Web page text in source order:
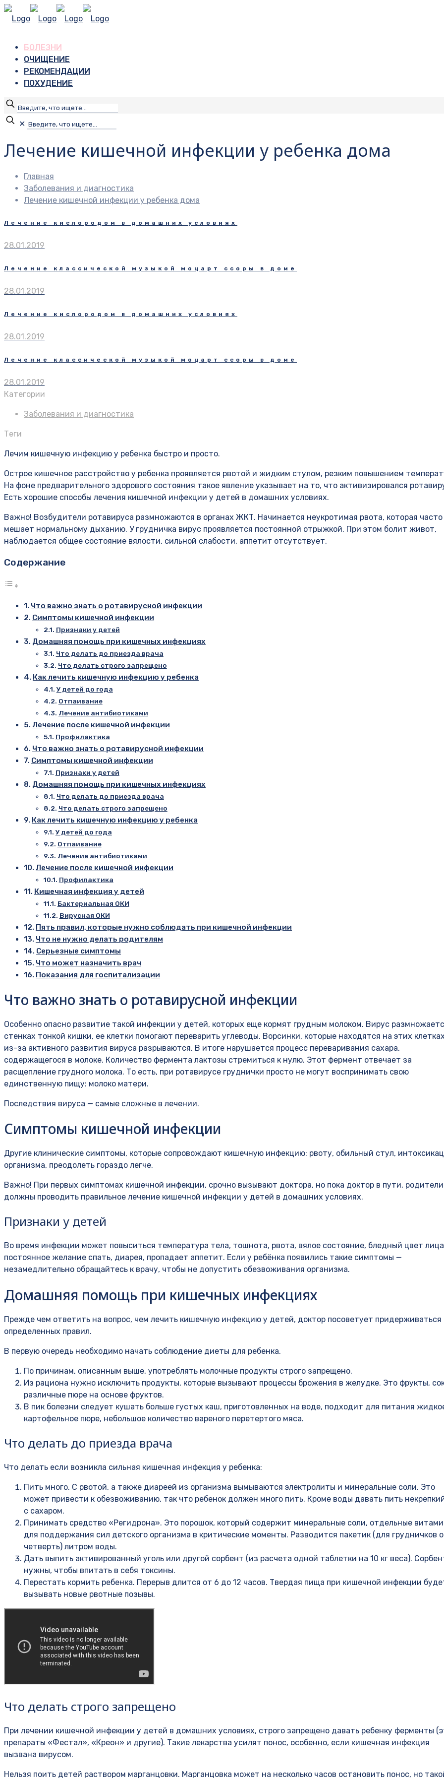
БОЛЕЗНИ
ОЧИЩЕНИЕ
РЕКОМЕНДАЦИИ
ПОХУДЕНИЕ
✕
Лечение кишечной инфекции у ребенка дома
Главная
Заболевания и диагностика
Лечение кишечной инфекции у ребенка дома
Лечение кислородом в домашних условиях
28.01.2019
Лечение классической музыкой моцарт ссоры в доме
28.01.2019
Лечение кислородом в домашних условиях
28.01.2019
Лечение классической музыкой моцарт ссоры в доме
28.01.2019
Категории
Заболевания и диагностика
Теги
Лечим кишечную инфекцию у ребенка быстро и просто.
Острое кишечное расстройство у ребенка проявляется рвотой и жидким стулом, резким повышением
На фоне предварительного здорового состояния такое явление указывает на то, что активизировался
Есть хорошие способы лечения кишечной инфекции у детей в домашних условиях.
Важно! Возбудители ротавируса размножаются в органах ЖКТ. Начинается неукротимая рвота, которая часто
мешает нормальному дыханию. У грудничка вирус проявляется постоянной отрыжкой. При этом болит живот,
наблюдается общее состояние вялости, сильной слабости, аппетит отсутствует.
Содержание
Что важно знать о ротавирусной инфекции
Симптомы кишечной инфекции
Признаки у детей
Домашняя помощь при кишечных инфекциях
Что делать до приезда врача
Что делать строго запрещено
Как лечить кишечную инфекцию у ребенка
У детей до года
Отпаивание
Лечение антибиотиками
Лечение после кишечной инфекции
Профилактика
Что важно знать о ротавирусной инфекции
Симптомы кишечной инфекции
Признаки у детей
Домашняя помощь при кишечных инфекциях
Что делать до приезда врача
Что делать строго запрещено
Как лечить кишечную инфекцию у ребенка
У детей до года
Отпаивание
Лечение антибиотиками
Лечение после кишечной инфекции
Профилактика
Кишечная инфекция у детей
Бактериальная ОКИ
Вирусная ОКИ
Пять правил, которые нужно соблюдать при кишечной инфекции
Что не нужно делать родителям
Серьезные симптомы
Что может назначить врач
Показания для госпитализации
Что важно знать о ротавирусной инфекции
Особенно опасно развитие такой инфекции у детей, которых еще кормят грудным молоком. Вирус
стенках тонкой кишки, ее клетки помогают переварить углеводы. Ворсинки, которые находятся на этих
из-за активного развития вируса разрываются. В итоге нарушается процесс переваривания сахара,
содержащегося в молоке. Количество фермента лактозы стремиться к нулю. Этот фермент отвечает за
расщепление грудного молока. То есть, при ротавирусе груднички просто не могут воспринимать свою
единственную пищу: молоко матери.
Последствия вируса — самые сложные в лечении.
Симптомы кишечной инфекции
Другие клинические симптомы, которые сопровождают кишечную инфекцию: рвоту, обильный стул,
организма, преодолеть гораздо легче.
Важно! При первых симптомах кишечной инфекции, срочно вызывают доктора, но пока доктор в пути, родители
должны проводить правильное лечение кишечной инфекции у детей в домашних условиях.
Признаки у детей
Во время инфекции может повыситься температура тела, тошнота, рвота, вялое состояние, бледный цвет
постоянное желание спать, диарея, пропадает аппетит. Если у ребёнка появились такие симптомы —
незамедлительно обращайтесь к врачу, чтобы не допустить обезвоживания организма.
Домашняя помощь при кишечных инфекциях
Прежде чем ответить на вопрос, чем лечить кишечную инфекцию у детей, доктор посоветует придерживаться
определенных правил.
В первую очередь необходимо начать соблюдение диеты для ребенка.
По причинам, описанным выше, употреблять молочные продукты строго запрещено.
Из рациона нужно исключить продукты, которые вызывают процессы брожения в желудке. Это фрукты,
различные пюре на основе фруктов.
В пик болезни следует кушать больше густых каш, приготовленных на воде, подходит для питания
картофельное пюре, небольшое количество вареного перетертого мяса.
Что делать до приезда врача
Что делать если возникла сильная кишечная инфекция у ребенка:
Пить много. С рвотой, а также диареей из организма вымываются электролиты и минеральные соли. Это
может привести к обезвоживанию, так что ребенок должен много пить. Кроме воды давать пить
с сахаром.
Принимать средство «Регидрона». Это порошок, который содержит минеральные соли, отдельные
для поддержания сил детского организма в критические моменты. Разводится пакетик (для грудничков
четверть) литром воды.
Дать выпить активированный уголь или другой сорбент (из расчета одной таблетки на 10 кг веса).
нужны, чтобы впитать в себя токсины.
Перестать кормить ребенка. Перерыв длится от 6 до 12 часов. Твердая пища при кишечной инфекции
вызывать новые рвотные позывы.
Что делать строго запрещено
При лечении кишечной инфекции у детей в домашних условиях, строго запрещено давать ребенку ферменты
препараты «Фестал», «Креон» и другие). Такие лекарства усилят понос, особенно, если кишечная инфекция
вызвана вирусом.
Нельзя поить детей раствором марганцовки. Марганцовка может на несколько часов остановить понос, но